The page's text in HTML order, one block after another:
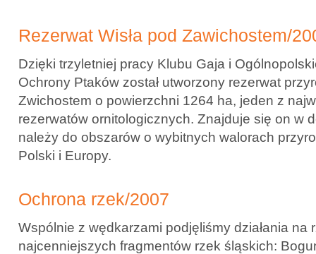
Rezerwat Wisła pod Zawichostem/
Dzięki trzyletniej pracy Klubu Gaja i
Ochrony Ptaków został utworzony rezerwat
Zwichostem o powierzchni 1264 ha, jeden z
rezerwatów ornitologicznych. Znajduje się on w
należy do obszarów o wybitnych walorach
Polski i Europy.
Ochrona rzek/2007
Wspólnie z wędkarzami podjęliśmy działania na
najcenniejszych fragmentów rzek śląskich: